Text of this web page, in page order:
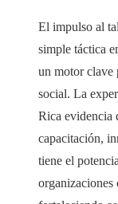
El impulso al
simple táctica
un motor clave
social. La
Rica evidencia
capacitación,
tiene el
organizaciones